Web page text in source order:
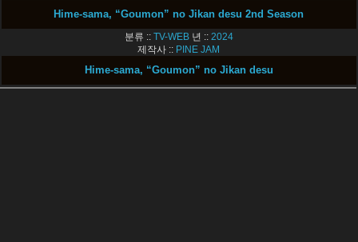
Hime-sama, “Goumon” no Jikan desu 2nd Season
분류 :: TV-WEB년 :: 2024
제작사 :: PINE JAM
Hime-sama, “Goumon” no Jikan desu